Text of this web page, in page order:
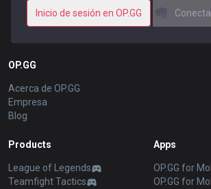
Inicio de sesión en OP.GG
OP.GG
Acerca de OP.GG
Empresa
Blog
Products
League of Legends
Teamfight Tactics
Apps
OP.GG for
OP.GG for